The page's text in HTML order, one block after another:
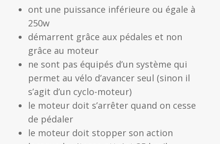
ont une puissance inférieure ou égale à
250w
démarrent grâce aux pédales et non
grâce au moteur
ne sont pas équipés d’un système qui
permet au vélo d’avancer seul (sinon il
s’agit d’un cyclo-moteur)
le moteur doit s’arrêter quand on cesse
de pédaler
le moteur doit stopper son action